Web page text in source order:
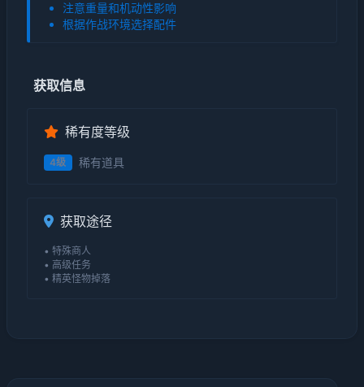
注意重量和机动性影响
根据作战环境选择配件
获取信息
稀有度等级
4级 稀有道具
获取途径
• 特殊商人
• 高级任务
• 精英怪物掉落